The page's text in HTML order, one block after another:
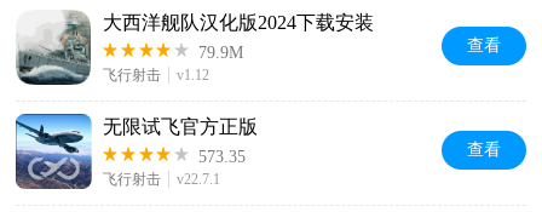
大西洋舰队汉化版2024下载安装
79.9M
飞行射击 v1.12
查看
无限试飞官方正版
573.35
飞行射击 v22.7.1
查看